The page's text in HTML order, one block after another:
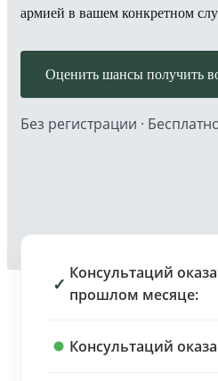
армией в вашем конкретном
Оценить шансы получить
Без регистрации ·
✓
Консультаций
прошлом месяце:
Консультаций